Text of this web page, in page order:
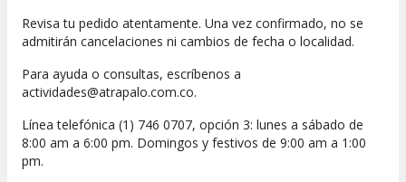
Revisa tu pedido atentamente. Una vez confirmado, no se
admitirán cancelaciones ni cambios de fecha o localidad.
Para ayuda o consultas, escríbenos a
actividades@atrapalo.com.co.
Línea telefónica (1) 746 0707, opción 3: lunes a sábado de
8:00 am a 6:00 pm. Domingos y festivos de 9:00 am a 1:00
pm.